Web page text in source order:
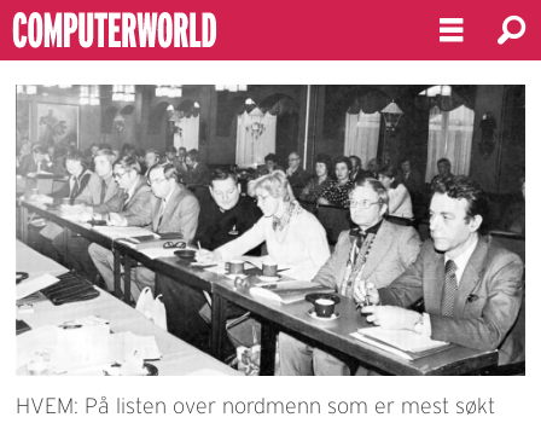
HVEM: På listen over nordmenn som er mest søkt